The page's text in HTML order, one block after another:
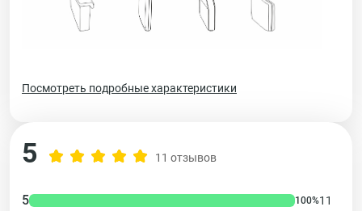
Посмотреть подробные характеристики
5 11 отзывов
5 100%11